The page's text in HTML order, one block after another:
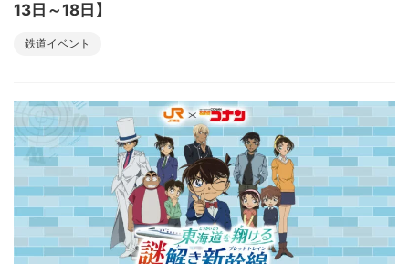
13日～18日】
鉄道イベント